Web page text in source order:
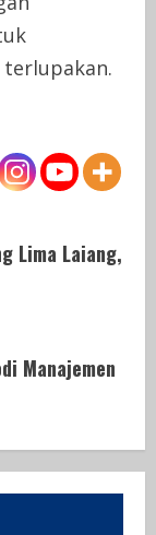
Lima Laiang,
Manajemen